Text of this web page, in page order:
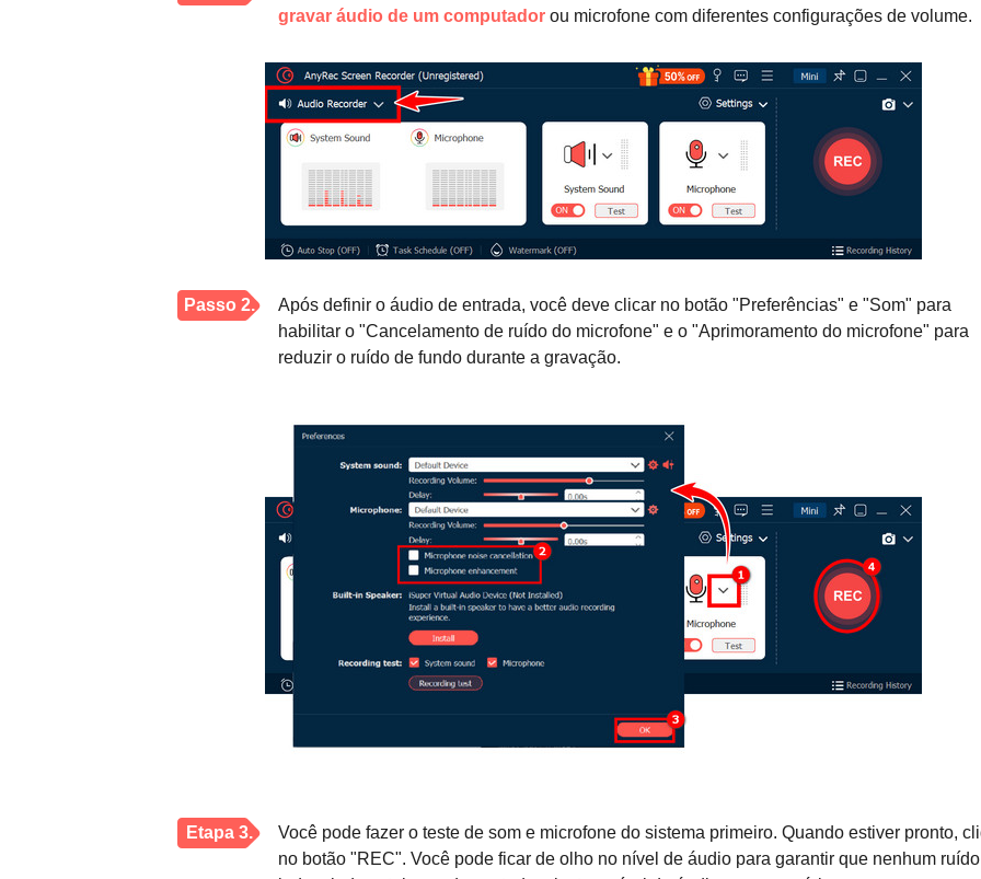
gravar áudio de um computador ou microfone com diferentes configurações de volume.
Passo 2.
Após definir o áudio de entrada, você deve clicar no botão "Preferências" e "Som" para
habilitar o "Cancelamento de ruído do microfone" e o "Aprimoramento do microfone" para
reduzir o ruído de fundo durante a gravação.
Etapa 3.
Você pode fazer o teste de som e microfone do sistema primeiro. Quando estiver pronto,
no botão "REC". Você pode ficar de olho no nível de áudio para garantir que nenhum ruído